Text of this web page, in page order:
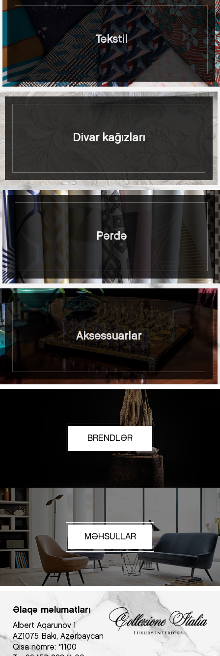
Tekstil
Divar kağızları
Pərdə
Aksessuarlar
BRENDLƏR
MƏHSULLAR
Əlaqə məlumatları
Albert Aqarunov 1
AZ1075 Bakı, Azərbaycan
Qısa nömrə:*1100